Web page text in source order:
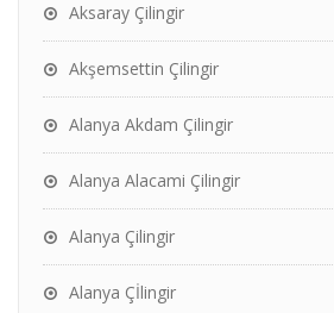
Aksaray Çilingir
Akşemsettin Çilingir
Alanya Akdam Çilingir
Alanya Alacami Çilingir
Alanya Çilingir
Alanya Çİlingir